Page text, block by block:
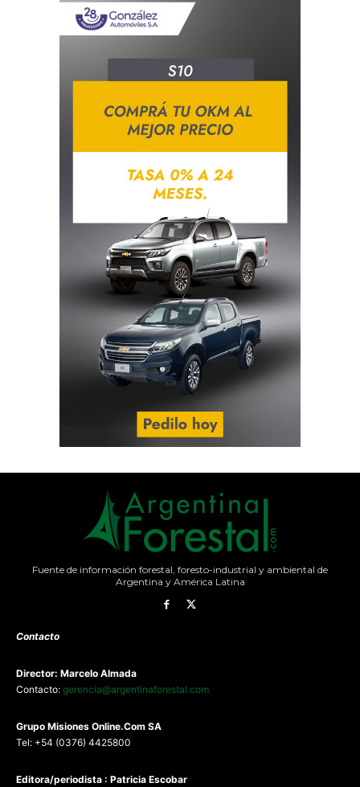
Fuente de información forestal, foresto-industrial y ambiental de
Argentina y América Latina
Contacto
Director: Marcelo Almada
Contacto: gerencia@argentinaforestal.com
Grupo Misiones Online.Com SA
Tel: +54 (0376) 4425800
Editora/periodista : Patricia Escobar